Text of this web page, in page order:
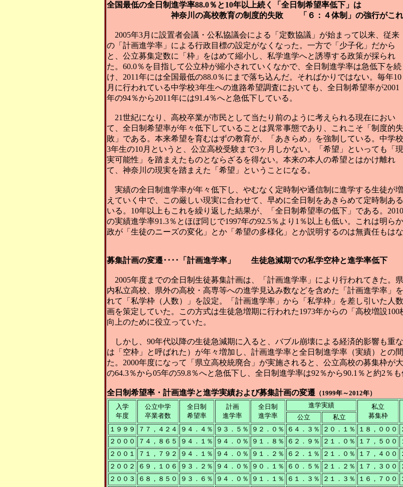
全国最低の全日制進学率88.0％と10年以上続く「全日制希望率低下」は
神奈川の高校教育の制度的失敗 「６：４体制」の強行がこれ
2005年3月に設置者会議・公私協議会による「定数協議」が始まって以来、従来
の「計画進学率」による行政目標の設定がなくなった。一方で「少子化」だから
と、公立募集定数に「枠」をはめて縮小し、私学進学へと誘導する政策が採られ
た。60.0％を目指して公立枠が縮小されていくなかで、全日制進学率は急低下を続
け、2011年には全国最低の88.0％にまで落ち込んだ。そればかりではない。毎年10
月に行われている中学校3年生への進路希望調査においても、全日制希望率が2001
年の94％から2011年には91.4％へと急低下している。
21世紀になり、高校卒業が市民として当たり前のように考えられる現在におい
て、全日制希望率が年々低下していることは異常事態であり、これこそ「制度的失
敗」である。本来希望を育むはずの教育が、「あきらめ」を強制している。中学校
3年生の10月というと、公立高校受験まで3ヶ月しかない。「希望」といっても「現
実可能性」を踏まえたものとならざるを得ない。本来の本人の希望とはかけ離れ
て、神奈川の現実を踏まえた「希望」ということになる。
実績の全日制進学率が年々低下し、やむなく定時制や通信制に進学する生徒が増
えていく中で、この厳しい現実に合わせて、早めに全日制をあきらめて定時制あ
いる。10年以上もこれを繰り返した結果が、「全日制希望率の低下」である。
の実績進学率91.3％とほぼ同じで1997年の92.5％より1％以上も低い。これは明ら
政が「生徒のニーズの変化」とか「希望の多様化」とか説明するのは無責任もはな
募集計画の変遷････「計画進学率」 生徒急減期での私学空枠と進学率低下
2005年度までの全日制生徒募集計画は、「計画進学率」により行われてきた。
内私立高校、県外の高校・高専等への進学見込み数などを含めた「計画進学率」
れて「私学枠（人数）」を設定。「計画進学率」から「私学枠」を差し引いた人
画を策定していた。この方式は生徒急増期に行われた1973年からの「高校増設
向上のために役立っていた。
しかし、90年代以降の生徒急減期に入ると、バブル崩壊による経済的影響も重
は「空枠」と呼ばれた）が年々増加し、計画進学率と全日制進学率（実績）との
た。2000年度になって「県立高校統廃合」が実施されると、公立高校の募集枠が
の64.3％から05年の59.8％へと急低下し、全日制進学率は92％から90.1％と約2％も
全日制希望率・計画進学と進学実績および募集計画の変遷 （1999年～2012年）
入学
年度
公立中学
卒業者数
全日制
希望率
計画
進学率
全日制
進学率
進学実績
私立
募集枠
公立
私立
１９９９
７７，４２４ ９４．４％ ９３．５％ ９２．０％ ６４．３％ ２０．１％ １８，０００
２０００ ７４，８６５ ９４．１％ ９４．０％ ９１．８％ ６２．９％ ２１．０％ １７，５００
２００１
７１，７９２ ９４．１％ ９４．０％ ９１．２％ ６２．１％ ２１．０％ １７，４００
２００２
６９，１０６ ９３．２％ ９４．０％ ９０．１％ ６０．５％ ２１．２％ １７，３００
２００３
６８，８５０ ９３．６％ ９４．０％ ９１．１％ ６１．３％ ２１．３％ １６，７００